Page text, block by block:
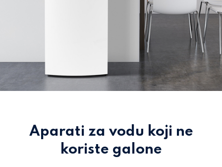
Aparati za vodu koji ne
koriste galone